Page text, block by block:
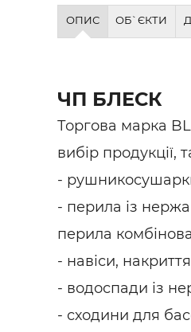
ОПИС ОБ`ЄКТИ
ЧП БЛЕСК
Торгова марка
вибір продукції,
-
- перила із
перила
- навіси,
- водоспади із
- сходини для